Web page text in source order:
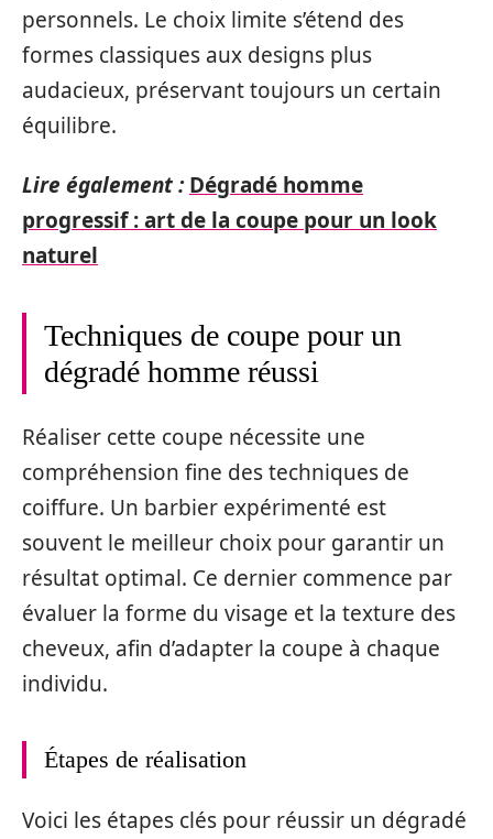
personnels. Le choix limite s’étend des
formes classiques aux designs plus
audacieux, préservant toujours un certain
équilibre.
Lire également : Dégradé homme
progressif : art de la coupe pour un look
naturel
Techniques de coupe pour un
dégradé homme réussi
Réaliser cette coupe nécessite une
compréhension fine des techniques de
coiffure. Un barbier expérimenté est
souvent le meilleur choix pour garantir un
résultat optimal. Ce dernier commence par
évaluer la forme du visage et la texture des
cheveux, afin d’adapter la coupe à chaque
individu.
Étapes de réalisation
Voici les étapes clés pour réussir un dégradé